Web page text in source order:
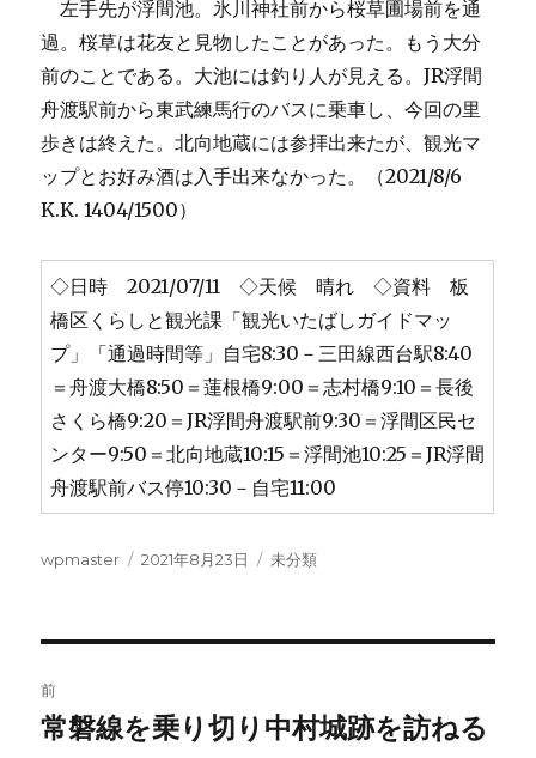
左手先が浮間池。氷川神社前から桜草圃場前を通
過。桜草は花友と見物したことがあった。もう大分
前のことである。大池には釣り人が見える。JR浮間
舟渡駅前から東武練馬行のバスに乗車し、今回の里
歩きは終えた。北向地蔵には参拝出来たが、観光マ
ップとお好み酒は入手出来なかった。（2021/8/6
K.K. 1404/1500）
◇日時 2021/07/11 ◇天候 晴れ ◇資料 板
橋区くらしと観光課「観光いたばしガイドマッ
プ」「通過時間等」自宅8:30－三田線西台駅8:40
＝舟渡大橋8:50＝蓮根橋9:00＝志村橋9:10＝長後
さくら橋9:20＝JR浮間舟渡駅前9:30＝浮間区民セ
ンター9:50＝北向地蔵10:15＝浮間池10:25＝JR浮間
舟渡駅前バス停10:30－自宅11:00
投
wpmaster
投
2021年8月23日
カ
未分類
稿
前
前
常磐線を乗り切り中村城跡を訪ねる